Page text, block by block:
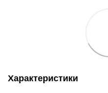
Характеристики